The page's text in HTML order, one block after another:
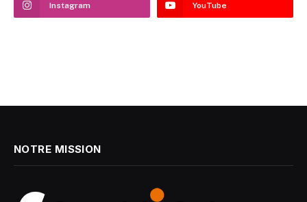
Instagram YouTube
NOTRE MISSION